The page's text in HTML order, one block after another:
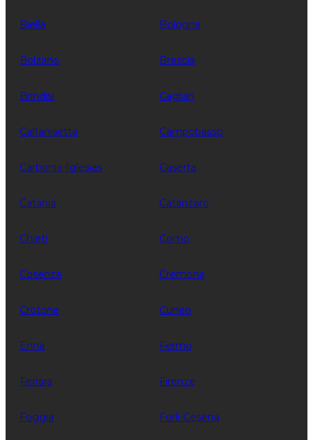
Biella Bologna
Bolzano Brescia
Brindisi Cagliari
Caltanisetta Campobasso
Carbonia-Iglesias Caserta
Catania Catanzaro
Chieti Como
Cosenza Cremona
Crotone Cuneo
Enna Fermo
Ferrara Firenze
Foggia Forli-Cesena